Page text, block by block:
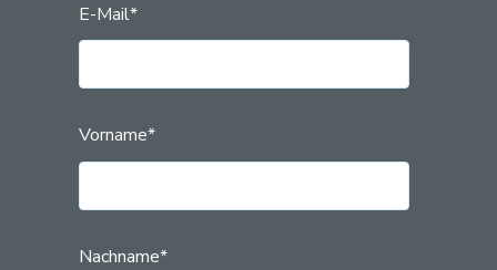
E-Mail*
Vorname*
Nachname*